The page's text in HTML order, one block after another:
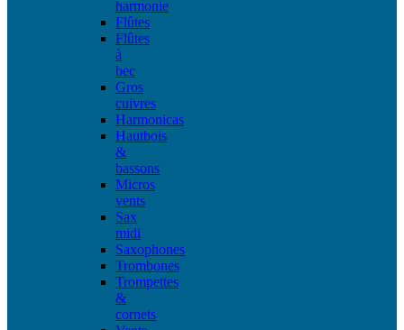
harmonie
Flûtes
Flûtes
à
bec
Gros
cuivres
Harmonicas
Hautbois
&
bassons
Micros
vents
Sax
midi
Saxophones
Trombones
Trompettes
&
cornets